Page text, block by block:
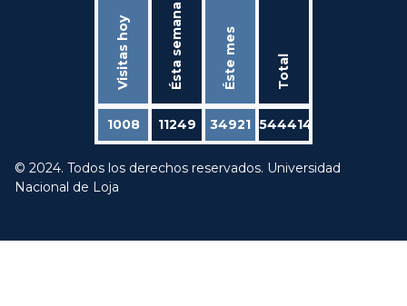
Visitas hoy Ésta semana Éste mes Total
1008 11249 34921 544414
© 2024. Todos los derechos reservados. Universidad
Nacional de Loja